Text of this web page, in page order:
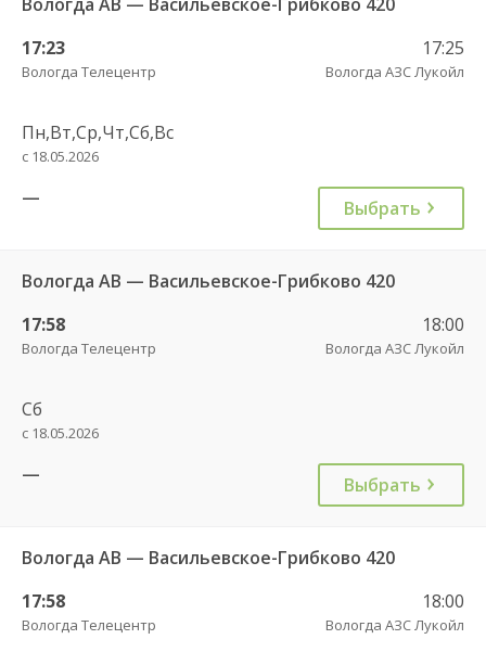
17:23
Вологда Телецентр
17:25
Вологда АЗС Лукойл
Пн,Вт,Ср,Чт,Сб,Вс
с 18.05.2026
— Выбрать
Вологда АВ — Васильевское-Грибково 420
17:58
Вологда Телецентр
18:00
Вологда АЗС Лукойл
Сб
с 18.05.2026
— Выбрать
Вологда АВ — Васильевское-Грибково 420
17:58
Вологда Телецентр
18:00
Вологда АЗС Лукойл